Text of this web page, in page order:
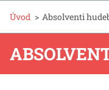
Úvod > Absolventi